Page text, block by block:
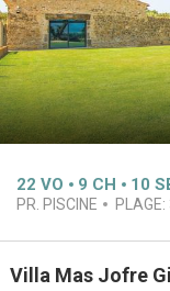
22 VO 9 CH 10
PR. PISCINE PLAGE:
Villa Mas Jofre